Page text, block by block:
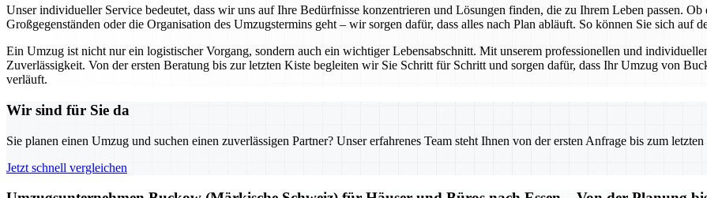
Unser individueller Service bedeutet, dass wir uns auf Ihre Bedürfnisse konzentrieren und Lösungen finden, die zu Ihrem Leben passen.
Großgegenständen oder die Organisation des Umzugstermins geht – wir sorgen dafür, dass alles nach Plan abläuft. So können Sie sich auf
Ein Umzug ist nicht nur ein logistischer Vorgang, sondern auch ein wichtiger Lebensabschnitt. Mit unserem professionellen und
Zuverlässigkeit. Von der ersten Beratung bis zur letzten Kiste begleiten wir Sie Schritt für Schritt und sorgen dafür, dass Ihr Umzug von
verläuft.
Wir sind für Sie da
Sie planen einen Umzug und suchen einen zuverlässigen Partner? Unser erfahrenes Team steht Ihnen von der ersten Anfrage bis zum
Jetzt schnell vergleichen